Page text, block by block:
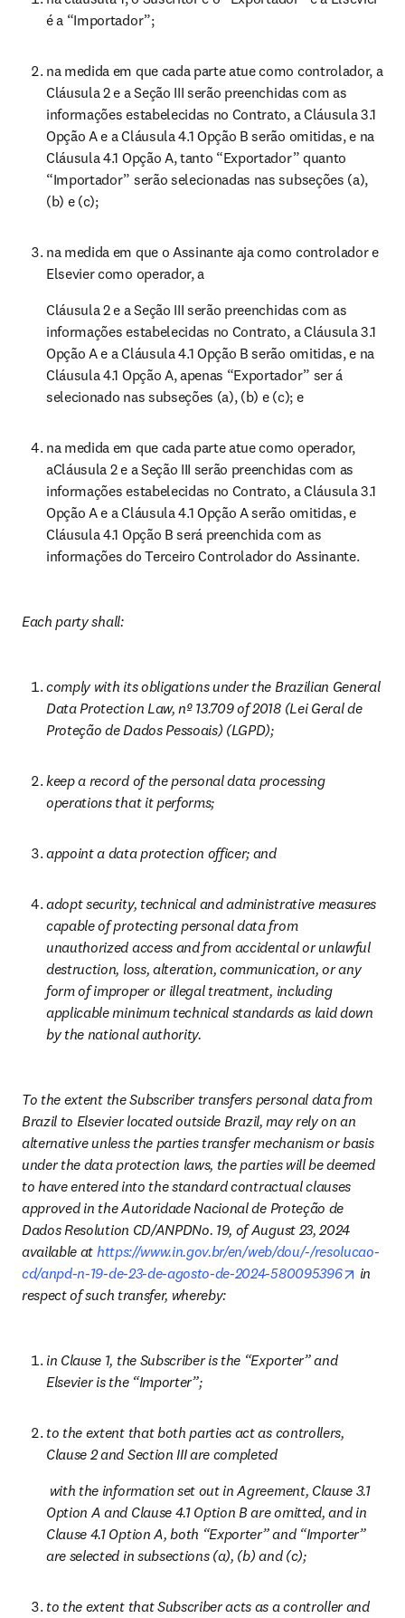
é a “Importador”;
na medida em que cada parte atue como controlador, a
Cláusula 2 e a Seção III serão preenchidas com as
informações estabelecidas no Contrato, a Cláusula 3.1
Opção A e a Cláusula 4.1 Opção B serão omitidas, e na
Cláusula 4.1 Opção A, tanto “Exportador” quanto
“Importador” serão selecionadas nas subseções (a),
(b) e (c);
na medida em que o Assinante aja como controlador e
Elsevier como operador, a
Cláusula 2 e a Seção III serão preenchidas com as
informações estabelecidas no Contrato, a Cláusula 3.1
Opção A e a Cláusula 4.1 Opção B serão omitidas, e na
Cláusula 4.1 Opção A, apenas “Exportador” ser á
selecionado nas subseções (a), (b) e (c); e
na medida em que cada parte atue como operador,
aCláusula 2 e a Seção III serão preenchidas com as
informações estabelecidas no Contrato, a Cláusula 3.1
Opção A e a Cláusula 4.1 Opção A serão omitidas, e
Cláusula 4.1 Opção B será preenchida com as
informações do Terceiro Controlador do Assinante.
Each party shall:
comply with its obligations under the Brazilian General
Data Protection Law, nº 13.709 of 2018 (Lei Geral de
Proteção de Dados Pessoais) (LGPD);
keep a record of the personal data processing
operations that it performs;
appoint a data protection officer; and
adopt security, technical and administrative measures
capable of protecting personal data from
unauthorized access and from accidental or unlawful
destruction, loss, alteration, communication, or any
form of improper or illegal treatment, including
applicable minimum technical standards as laid down
by the national authority.
To the extent the Subscriber transfers personal data from
Brazil to Elsevier located outside Brazil, may rely on an
alternative unless the parties transfer mechanism or basis
under the data protection laws, the parties will be deemed
to have entered into the standard contractual clauses
approved in the Autoridade Nacional de Proteção de
Dados Resolution CD/ANPDNo. 19, of August 23, 2024
available at https://www.in.gov.br/en/web/dou/-/resolucao-
cd/anpd-n-19-de-23-de-agosto-de-2024-580095396
opens
in
respect of such transfer, whereby:
in Clause 1, the Subscriber is the “Exporter” and
Elsevier is the “Importer”;
to the extent that both parties act as controllers,
Clause 2 and Section III are completed
Option A and Clause 4.1 Option B are omitted, and in
Clause 4.1 Option A, both “Exporter” and “Importer”
are selected in subsections (a), (b) and (c);
to the extent that Subscriber acts as a controller and